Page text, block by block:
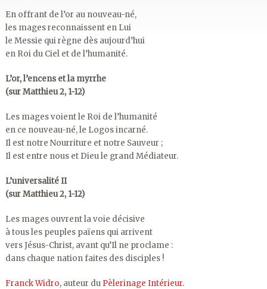
En offrant de l’or au nouveau-né,
les mages reconnaissent en Lui
le Messie qui règne dès aujourd’hui
en Roi du Ciel et de l’humanité.
L’or, l’encens et la myrrhe
(sur Matthieu 2, 1-12)
Les mages voient le Roi de l’humanité
en ce nouveau-né, le Logos incarné.
Il est notre Nourriture et notre Sauveur ;
Il est entre nous et Dieu le grand Médiateur.
L’universalité II
(sur Matthieu 2, 1-12)
Les mages ouvrent la voie décisive
à tous les peuples païens qui arrivent
vers Jésus-Christ, avant qu’Il ne proclame :
dans chaque nation faites des disciples !
Franck Widro, auteur du Pèlerinage Intérieur.